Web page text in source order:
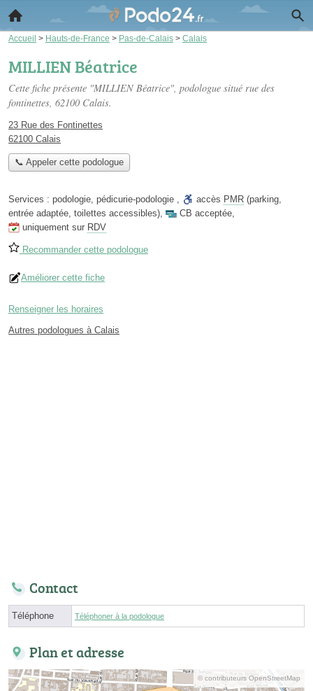
Accueil > Hauts-de-France > Pas-de-Calais > Calais
MILLIEN Béatrice
Cette fiche présente "MILLIEN Béatrice", podologue situé rue des
fontinettes, 62100 Calais.
23 Rue des Fontinettes
62100 Calais
📞 Appeler cette podologue
Services : podologie, pédicurie-podologie , accès PMR (parking,
entrée adaptée, toilettes accessibles), CB acceptée,
uniquement sur RDV
Recommander cette podologue
Améliorer cette fiche
Renseigner les horaires
Autres podologues à Calais
Contact
Téléphone Téléphoner à la podologue
Plan et adresse
© contributeurs OpenStreetMap